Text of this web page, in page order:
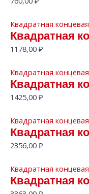
Квадратная
Квадратная
1178,00 ₽
Квадратная
Квадратная
1425,00 ₽
Квадратная
Квадратная
2356,00 ₽
Квадратная
Квадратная